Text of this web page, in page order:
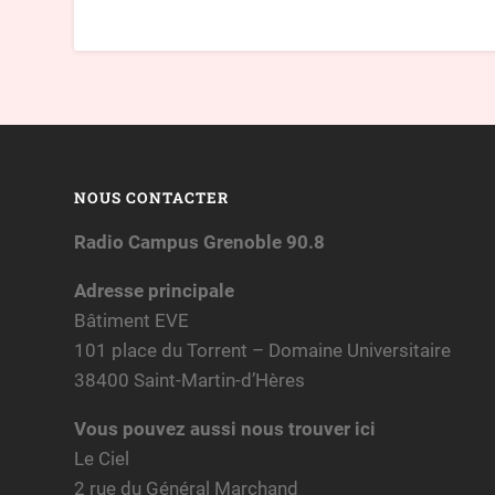
NOUS CONTACTER
Radio Campus Grenoble 90.8
Adresse principale
Bâtiment EVE
101 place du Torrent – Domaine Universitaire
38400 Saint-Martin-d’Hères
Vous pouvez aussi nous trouver ici
Le Ciel
2 rue du Général Marchand